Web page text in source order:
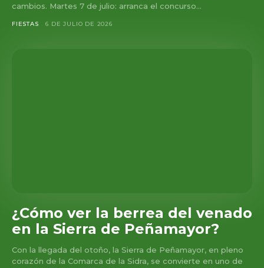
cambios. Martes 7 de julio: arranca el concurso...
FIESTAS 6 DE JULIO DE 2026
¿Cómo ver la berrea del venado
en la Sierra de Peñamayor?
Con la llegada del otoño, la Sierra de Peñamayor, en pleno
corazón de la Comarca de la Sidra, se convierte en uno de